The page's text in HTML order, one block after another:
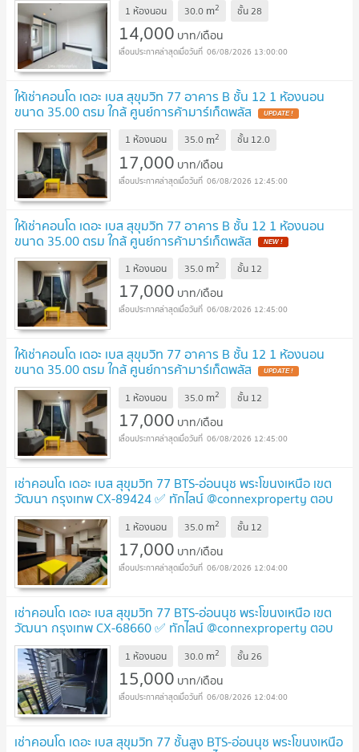
1 ห้องนอน 30.0 m2 ชั้น28
14,000 บาท/เดือน
06/08/2026 13:00:00
ให้เช่าคอนโด เดอะ เบส สุขุมวิท 77 อาคาร B ชั้น 12 1 ห้องนอน
ขนาด 35.00 ตรม ใกล้ ศูนย์การค้ามาร์เก็ตพลัส
1 ห้องนอน 35.0 m2 ชั้น 12.0
17,000 บาท/เดือน
06/08/2026 12:45:00
ให้เช่าคอนโด เดอะ เบส สุขุมวิท 77 อาคาร B ชั้น 12 1 ห้องนอน
ขนาด 35.00 ตรม ใกล้ ศูนย์การค้ามาร์เก็ตพลัส
1 ห้องนอน 35.0 m2 ชั้น 12
17,000 บาท/เดือน
06/08/2026 12:45:00
ให้เช่าคอนโด เดอะ เบส สุขุมวิท 77 อาคาร B ชั้น 12 1 ห้องนอน
ขนาด 35.00 ตรม ใกล้ ศูนย์การค้ามาร์เก็ตพลัส
1 ห้องนอน 35.0 m2 ชั้น 12
17,000 บาท/เดือน
06/08/2026 12:45:00
เช่าคอนโด เดอะ เบส สุขุมวิท 77 BTS-อ่อนนุช พระโขนงเหนือ เขต
วัฒนา กรุงเทพ CX-89424 ✅ ทักไลน์ @connexproperty ตอบ
ทันที ทีมงานมืออาชีพ ✅
1 ห้องนอน 35.0 m2 ชั้น 12
17,000 บาท/เดือน
06/08/2026 12:04:00
เช่าคอนโด เดอะ เบส สุขุมวิท 77 BTS-อ่อนนุช พระโขนงเหนือ เขต
วัฒนา กรุงเทพ CX-68660 ✅ ทักไลน์ @connexproperty ตอบ
ทันที ทีมงานมืออาชีพ ✅
1 ห้องนอน 30.0 m2 ชั้น26
15,000 บาท/เดือน
06/08/2026 12:04:00
เช่าคอนโด เดอะ เบส สุขุมวิท 77 ชั้นสูง BTS-อ่อนนุช พระโขนงเหนือ